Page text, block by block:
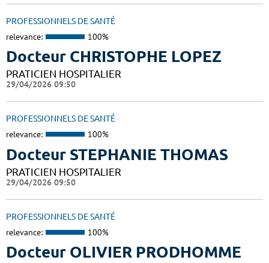
PROFESSIONNELS DE SANTÉ
relevance: 100%
Docteur CHRISTOPHE LOPEZ
PRATICIEN HOSPITALIER
29/04/2026 09:50
PROFESSIONNELS DE SANTÉ
relevance: 100%
Docteur STEPHANIE THOMAS
PRATICIEN HOSPITALIER
29/04/2026 09:50
PROFESSIONNELS DE SANTÉ
relevance: 100%
Docteur OLIVIER PRODHOMME